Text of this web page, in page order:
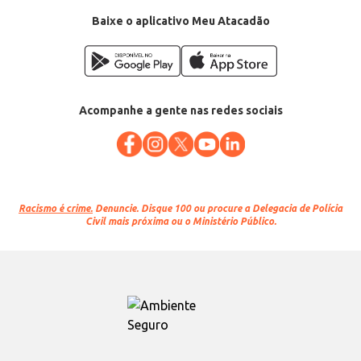
Baixe o aplicativo Meu Atacadão
Acompanhe a gente nas redes sociais
Racismo é crime. Denuncie. Disque 100 ou procure a Delegacia de Polícia
Civil mais próxima ou o Ministério Público.